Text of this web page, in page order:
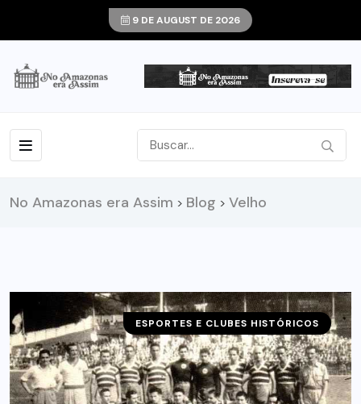
9 DE AUGUST DE 2026
No Amazonas era Assim > Blog > Velho
ESPORTES E CLUBES HISTÓRICOS